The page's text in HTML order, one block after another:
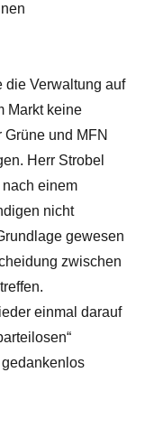
die Verwaltung auf
Markt keine
und MFN
Herr Strobel
einem
nicht
gewesen
zwischen
einmal darauf